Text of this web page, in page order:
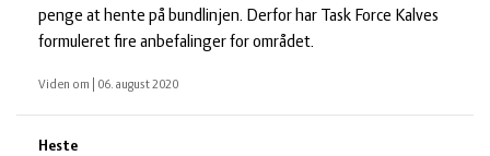
penge at hente på bundlinjen. Derfor har Task Force Kalves
formuleret fire anbefalinger for området.
Viden om 06. august 2020
Heste